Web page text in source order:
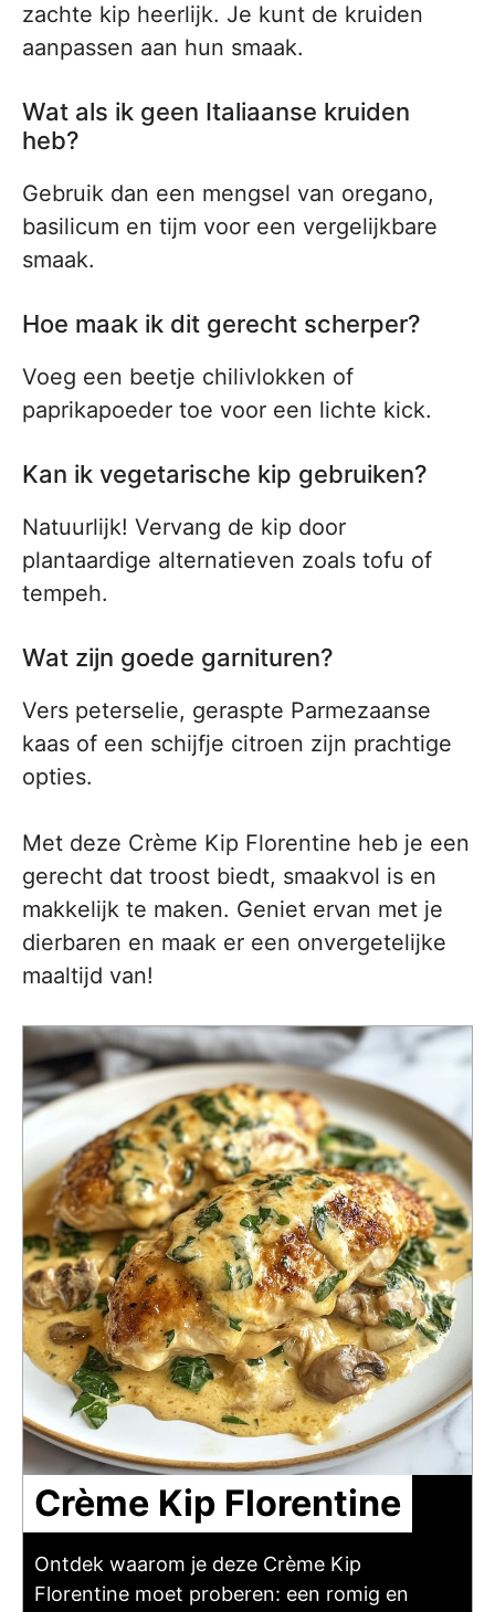
zachte kip heerlijk. Je kunt de kruiden
aanpassen aan hun smaak.
Wat als ik geen Italiaanse kruiden
heb?
Gebruik dan een mengsel van oregano,
basilicum en tijm voor een vergelijkbare
smaak.
Hoe maak ik dit gerecht scherper?
Voeg een beetje chilivlokken of
paprikapoeder toe voor een lichte kick.
Kan ik vegetarische kip gebruiken?
Natuurlijk! Vervang de kip door
plantaardige alternatieven zoals tofu of
tempeh.
Wat zijn goede garnituren?
Vers peterselie, geraspte Parmezaanse
kaas of een schijfje citroen zijn prachtige
opties.
Met deze Crème Kip Florentine heb je een
gerecht dat troost biedt, smaakvol is en
makkelijk te maken. Geniet ervan met je
dierbaren en maak er een onvergetelijke
maaltijd van!
Crème Kip Florentine
Ontdek waarom je deze Crème Kip
Florentine moet proberen: een romig en